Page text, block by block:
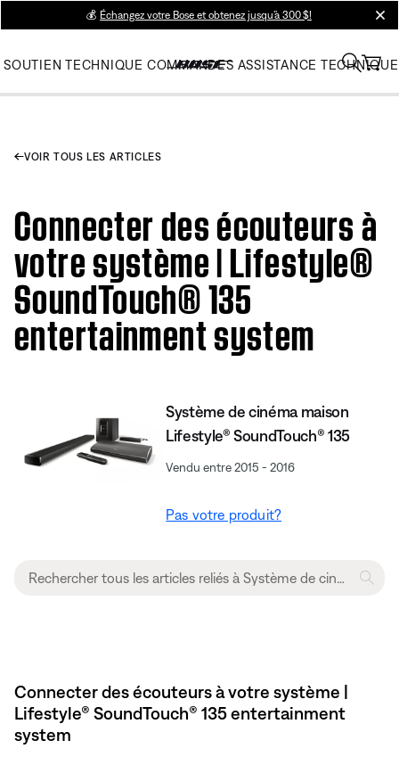
💰 Échangez votre Bose et obtenez jusqu’à 300 $!
SOUTIEN TECHNIQUE COMMANDES ASSISTANCE TECHNIQUE
VOIR TOUS LES ARTICLES
Connecter des écouteurs à
votre système | Lifestyle®
SoundTouch® 135
entertainment system
Système de cinéma maison
Lifestyle® SoundTouch® 135
Vendu entre 2015 - 2016
Pas votre produit?
Connecter des écouteurs à votre système |
Lifestyle® SoundTouch® 135 entertainment
system